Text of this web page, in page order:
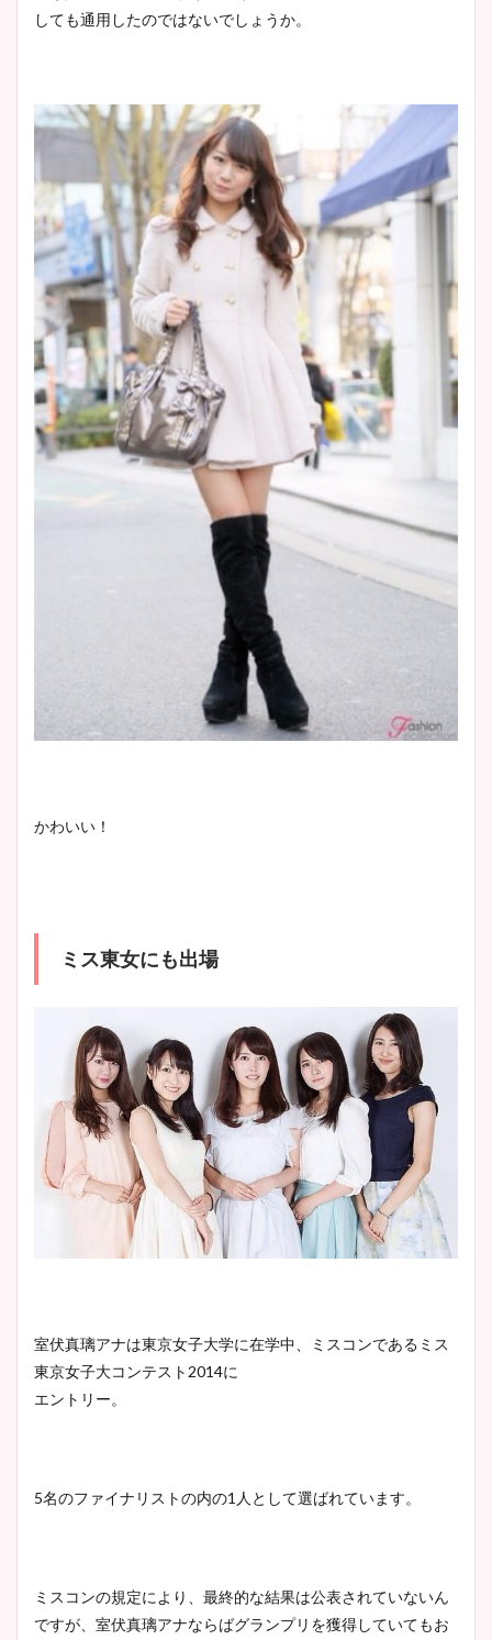
しても通用したのではないでしょうか。
かわいい！
ミス東女にも出場
室伏真璃アナは東京女子大学に在学中、ミスコンであるミス
東京女子大コンテスト2014に
エントリー。
5名のファイナリストの内の1人として選ばれています。
ミスコンの規定により、最終的な結果は公表されていないん
ですが、室伏真璃アナならばグランプリを獲得していてもお